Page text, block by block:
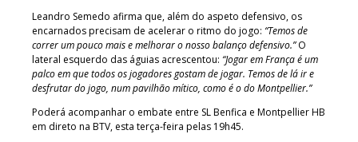
Leandro Semedo afirma que, além do aspeto defensivo, os
encarnados precisam de acelerar o ritmo do jogo: “Temos de
correr um pouco mais e melhorar o nosso balanço defensivo.”O
lateral esquerdo das águias acrescentou: “Jogar em França é um
palco em que todos os jogadores gostam de jogar. Temos de lá ir e
desfrutar do jogo, num pavilhão mítico, como é o do Montpellier.”
Poderá acompanhar o embate entre SL Benfica e Montpellier HB
em direto na BTV, esta terça-feira pelas 19h45.